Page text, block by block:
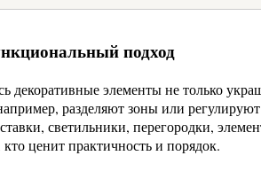
подход
декоративные элементы не только
разделяют зоны или
светильники, перегородки,
кто ценит практичность и порядок.